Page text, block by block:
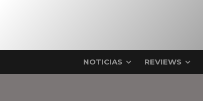
NOTICIAS REVIEWS